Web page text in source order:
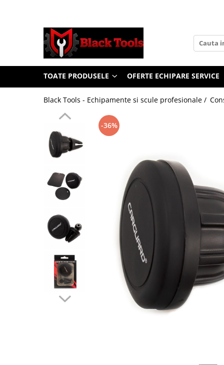
Toate Produsele
Scule Service Auto
Chei Si Truse De Chei
Chei Combinate Cu Clichet
Clesti Si Seturi De Clesti
Clesti autoblocanti
Clesti pentru sigurante
Clesti reglabili pentru tevi
Clesti service auto
Clesti universali
Clima/Aer conditionat
Cricuri cutie viteze
Dispozitive de sablat & accesorii
Dispozitive spalat piese
Dulapuri Bancuri Carucioare
TOATE PRODUSELE OFERTE ECHIPARE SERVICE
Black Tools - Echipamente si scule profesionale /
-36%